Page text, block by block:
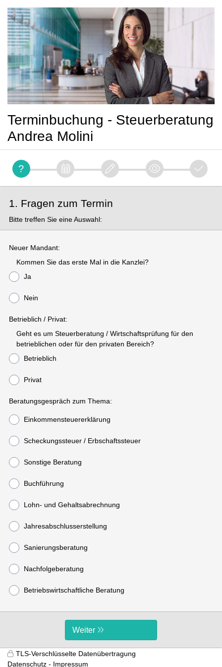
Terminbuchung - Steuerberatung
Andrea Molini
1. Fragen zum Termin
Bitte treffen Sie eine Auswahl:
Neuer Mandant:
Kommen Sie das erste Mal in die Kanzlei?
Ja
Nein
Betrieblich / Privat:
Geht es um Steuerberatung / Wirtschaftsprüfung für den
betrieblichen oder für den privaten Bereich?
Betrieblich
Privat
Beratungsgespräch zum Thema:
Einkommensteuererklärung
Scheckungssteuer / Erbschaftssteuer
Sonstige Beratung
Buchführung
Lohn- und Gehaltsabrechnung
Jahresabschlusserstellung
Sanierungsberatung
Nachfolgeberatung
Betriebswirtschaftliche Beratung
Weiter
TLS-Verschlüsselte Datenübertragung
Datenschutz
Impressum